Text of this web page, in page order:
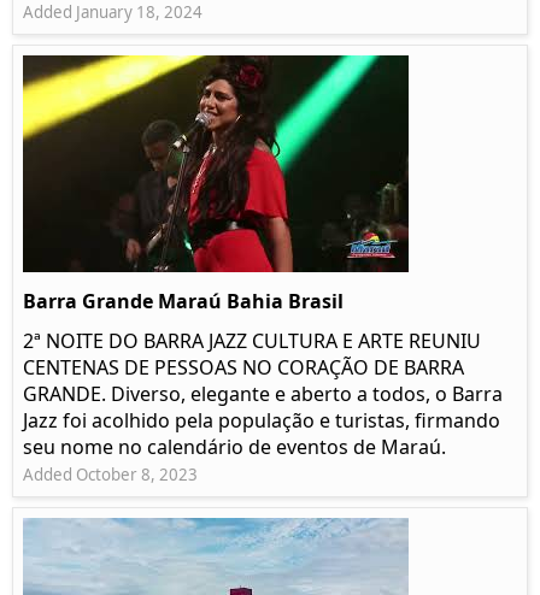
Added January 18, 2024
Barra Grande Maraú Bahia Brasil
2ª NOITE DO BARRA JAZZ CULTURA E ARTE REUNIU
CENTENAS DE PESSOAS NO CORAÇÃO DE BARRA
GRANDE. Diverso, elegante e aberto a todos, o Barra
Jazz foi acolhido pela população e turistas, firmando
seu nome no calendário de eventos de Maraú.
Added October 8, 2023